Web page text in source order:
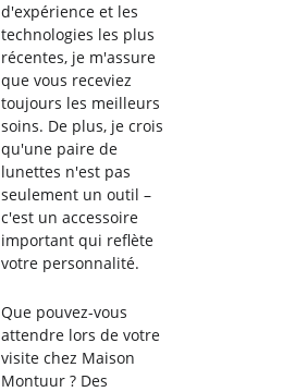
d'expérience et les
technologies les plus
récentes, je m'assure
que vous receviez
toujours les meilleurs
soins. De plus, je crois
qu'une paire de
lunettes n'est pas
seulement un outil –
c'est un accessoire
important qui reflète
votre personnalité.
Que pouvez-vous
attendre lors de votre
visite chez Maison
Montuur ? Des